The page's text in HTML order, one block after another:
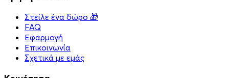
Στείλε ένα δώρο 🎁
FAQ
Εφαρμογή
Επικοινωνία
Σχετικά με εμάς